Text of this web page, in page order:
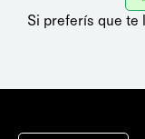
Si preferís que te